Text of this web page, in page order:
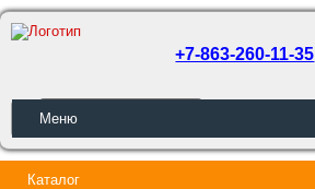
ОБРАТНЫЙ ЗВОНОК
+7-863-260-11-35
Меню
Каталог